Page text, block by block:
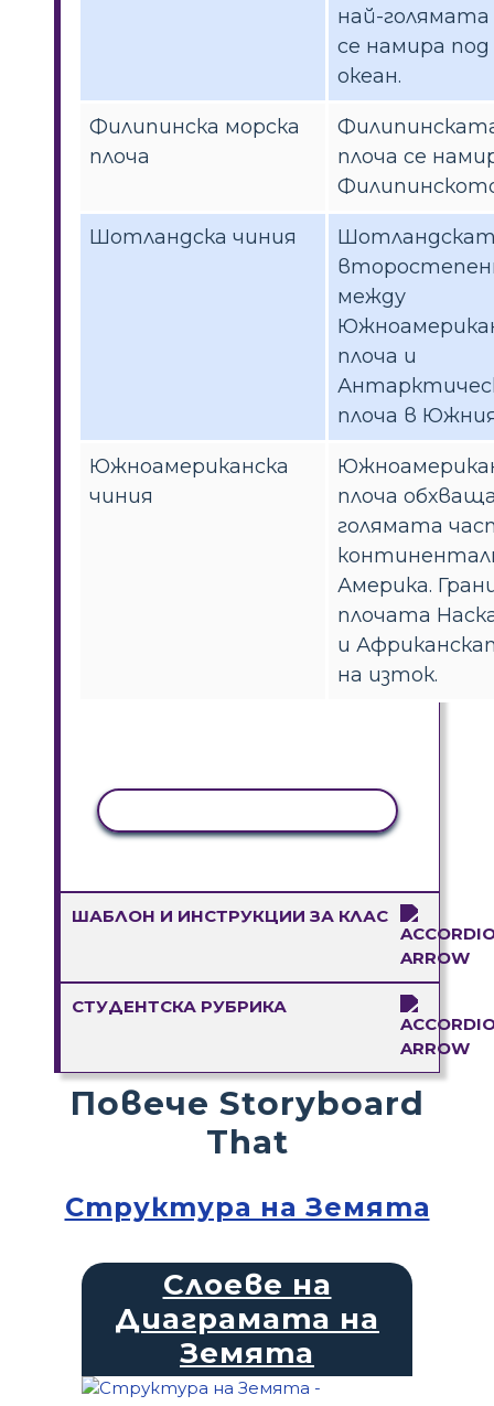
най-голямата
се намира под
океан.
Филипинска морска
плоча
плоча се
Шотландска чиния
между
плоча и
плоча в
Южноамериканска
чиния
плоча
голямата
Америка.
плочата
и
на изток.
ШАБЛОН И ИНСТРУКЦИИ ЗА КЛАС
СТУДЕНТСКА РУБРИКА
Повече Storyboard
That
Структура на Земята
Слоеве на
Диаграмата на
Земята